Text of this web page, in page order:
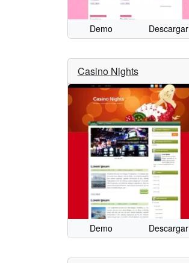
Demo Descargar
Casino Nights
Demo Descargar